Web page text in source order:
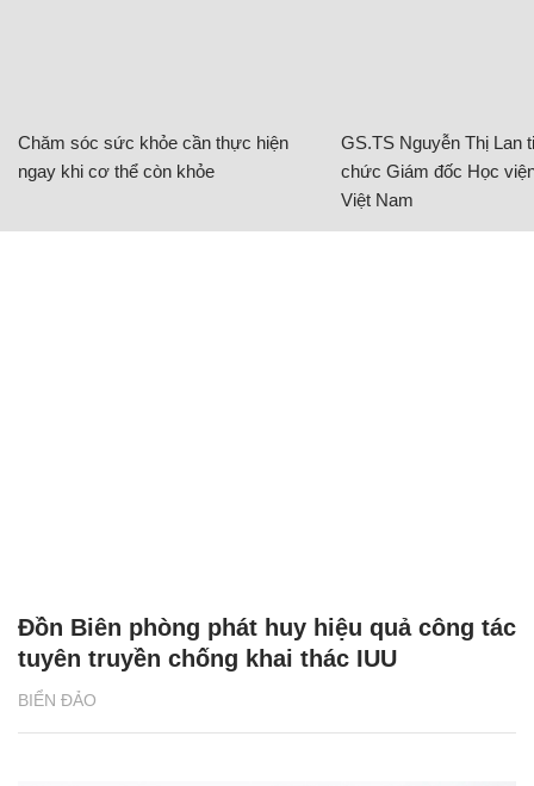
Chăm sóc sức khỏe cần thực hiện
ngay khi cơ thể còn khỏe
GS.TS Nguyễn Thị Lan
chức Giám đốc Học
Việt Nam
BIỂN ĐẢO
Đồn Biên phòng phát huy hiệu quả công tác
tuyên truyền chống khai thác IUU